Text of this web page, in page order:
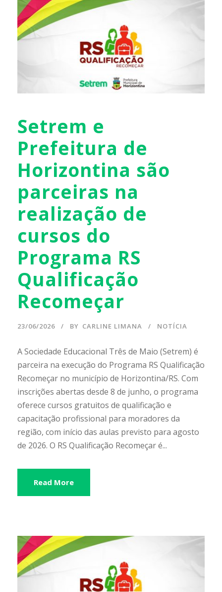
Setrem e
Prefeitura de
Horizontina são
parceiras na
realização de
cursos do
Programa RS
Qualificação
Recomeçar
23/06/2026 BY CARLINE LIMANA NOTÍCIA
A Sociedade Educacional Três de Maio (Setrem) é
parceira na execução do Programa RS Qualificação
Recomeçar no município de Horizontina/RS. Com
inscrições abertas desde 8 de junho, o programa
oferece cursos gratuitos de qualificação e
capacitação profissional para moradores da
região, com início das aulas previsto para agosto
de 2026. O RS Qualificação Recomeçar é...
Read More